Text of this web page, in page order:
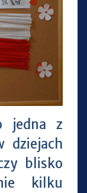
jedna z
dziejach
blisko
kilku